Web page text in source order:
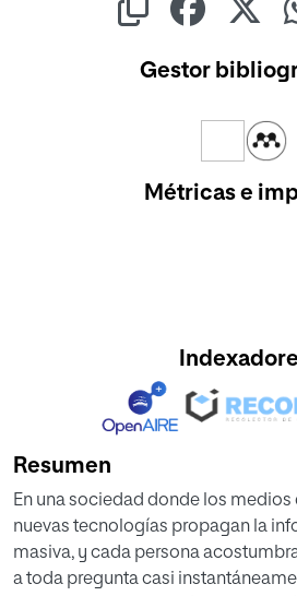
Gestor
Métricas e
Resumen
En una sociedad donde los
nuevas tecnologías propagan la
masiva, y cada persona
a toda pregunta casi